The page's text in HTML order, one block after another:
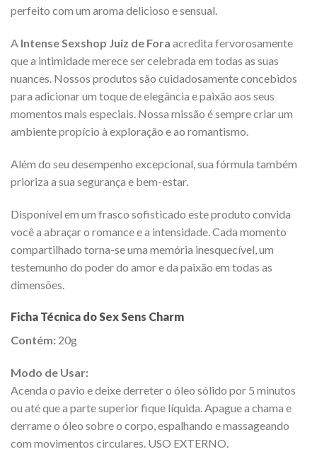
perfeito com um aroma delicioso e sensual.
A Intense Sexshop Juiz de Fora acredita fervorosamente
que a intimidade merece ser celebrada em todas as suas
nuances. Nossos produtos são cuidadosamente concebidos
para adicionar um toque de elegância e paixão aos seus
momentos mais especiais. Nossa missão é sempre criar um
ambiente propício à exploração e ao romantismo.
Além do seu desempenho excepcional, sua fórmula também
prioriza a sua segurança e bem-estar.
Disponível em um frasco sofisticado este produto convida
você a abraçar o romance e a intensidade. Cada momento
compartilhado torna-se uma memória inesquecível, um
testemunho do poder do amor e da paixão em todas as
dimensões.
Ficha Técnica do Sex Sens Charm
Contém: 20g
Modo de Usar:
Acenda o pavio e deixe derreter o óleo sólido por 5 minutos
ou até que a parte superior fique líquida. Apague a chama e
derrame o óleo sobre o corpo, espalhando e massageando
com movimentos circulares. USO EXTERNO.